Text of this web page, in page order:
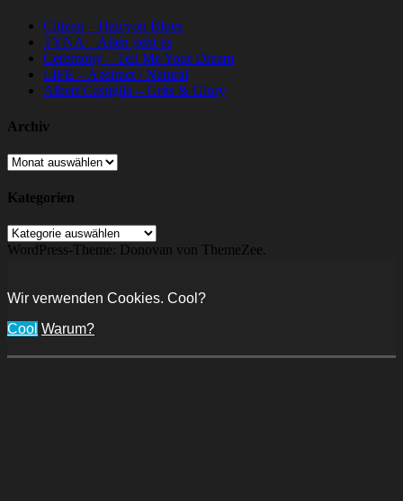
Citizen – Halcyon Blues
TYNA – Allen geht es
Ceremony – Tell Me Your Dream
LIFE – Abstract / Natural
Albert Castiglia – Grits & Glory
Archiv
Archiv
Kategorien
Kategorien
WordPress-Theme: Donovan von ThemeZee.
Wir verwenden Cookies. Cool?
Cool Warum?